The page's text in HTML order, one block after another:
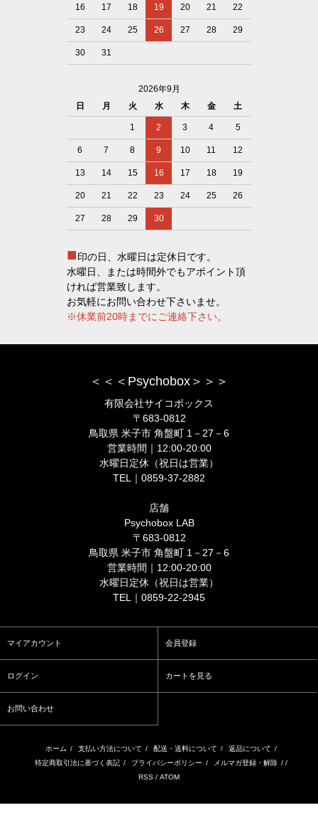
16 17 18 19 20 21 22
23 24 25 26 27 28 29
30 31
2026年9月
日
月 火 水 木 金 土
1 2 3 4 5
6 7 8 9 10 11 12
13 14 15 16 17 18 19
20 21 22 23 24 25 26
27 28 29 30
■印の日、水曜日は定休日です。
水曜日、または時間外でもアポイント頂
ければ営業致します。
お気軽にお問い合わせ下さいませ。
※休業前20時までにご連絡下さい。
＜＜＜Psychobox＞＞＞
有限会社サイコボックス
〒683-0812
鳥取県 米子市 角盤町 1－27－6
営業時間｜12:00-20:00
水曜日定休（祝日は営業）
TEL｜0859-37-2882
店舗
Psychobox LAB
〒683-0812
鳥取県 米子市 角盤町 1－27－6
営業時間｜12:00-20:00
水曜日定休（祝日は営業）
TEL｜0859-22-2945
マイアカウント 会員登録
ログイン カートを見る
お問い合わせ
ホーム / 支払い方法について / 配送・送料について / 返品について /
特定商取引法に基づく表記 / プライバシーポリシー / メルマガ登録・解除 / /
RSS / ATOM